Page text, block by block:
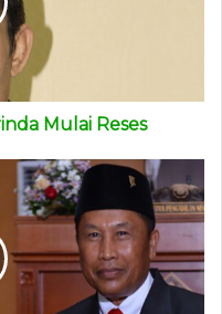
Mulai Reses